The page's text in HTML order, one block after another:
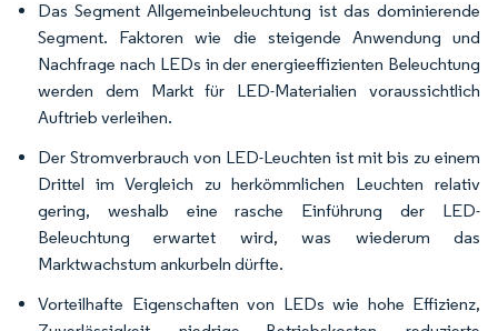
Das Segment Allgemeinbeleuchtung ist das dominierende
Segment. Faktoren wie die steigende Anwendung und
Nachfrage nach LEDs in der energieeffizienten Beleuchtung
werden dem Markt für LED-Materialien voraussichtlich
Auftrieb verleihen.
Der Stromverbrauch von LED-Leuchten ist mit bis zu einem
Drittel im Vergleich zu herkömmlichen Leuchten relativ
gering, weshalb eine rasche Einführung der LED-
Beleuchtung erwartet wird, was wiederum das
Marktwachstum ankurbeln dürfte.
Vorteilhafte Eigenschaften von LEDs wie hohe Effizienz,